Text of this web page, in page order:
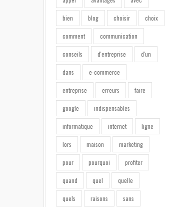
bien blog choisir choix
comment communication
conseils d'entreprise d'un
dans e-commerce
entreprise erreurs faire
google indispensables
informatique internet ligne
lors maison marketing
pour pourquoi profiter
quand quel quelle
quels raisons sans